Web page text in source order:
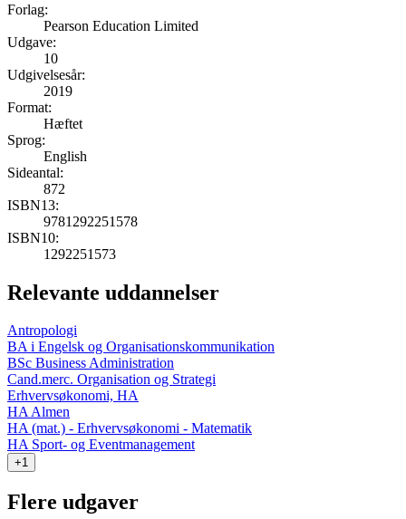
Forlag:
Pearson Education Limited
Udgave:
10
Udgivelsesår:
2019
Format:
Hæftet
Sprog:
English
Sideantal:
872
ISBN13:
9781292251578
ISBN10:
1292251573
Relevante uddannelser
Antropologi
BA i Engelsk og Organisationskommunikation
BSc Business Administration
Cand.merc. Organisation og Strategi
Erhvervsøkonomi, HA
HA Almen
HA (mat.) - Erhvervsøkonomi - Matematik
HA Sport- og Eventmanagement
+1
Flere udgaver